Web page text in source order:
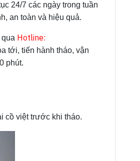
24/7 các ngày trong tuần
an toàn và hiệu quả.
Hotline:
tới, tiến hành tháo, vận
phút.
cồ việt trước khi tháo.